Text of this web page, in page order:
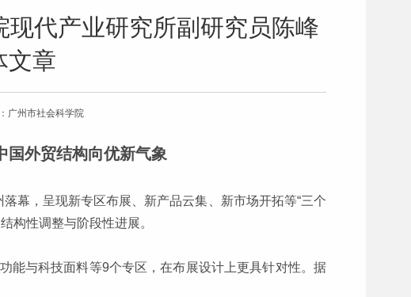
代产业研究所副研究员陈峰
文章
州市社会科学院
国外贸结构向优新气象
幕，呈现新专区布展、新产品云集、新市场开拓等“三个
构性调整与阶段性进展。
能与科技面料等9个专区，在布展设计上更具针对性。据